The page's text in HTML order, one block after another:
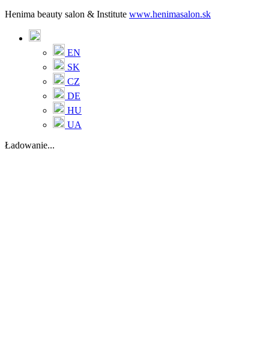
Henima beauty salon & Institute www.henimasalon.sk
EN
SK
CZ
DE
HU
UA
Ładowanie...